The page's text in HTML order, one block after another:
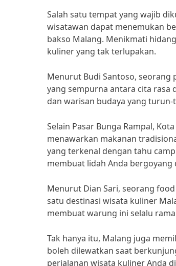
Salah satu tempat yang wajib
wisatawan dapat menemukan
bakso Malang. Menikmati
kuliner yang tak terlupakan.
Menurut Budi Santoso, seorang
yang sempurna antara cita rasa
dan warisan budaya yang turun-
Selain Pasar Bunga Rampal,
menawarkan makanan
yang terkenal dengan tahu
membuat lidah Anda bergoyang
Menurut Dian Sari, seorang
satu destinasi wisata kuliner
membuat warung ini selalu
Tak hanya itu, Malang juga
boleh dilewatkan saat
perjalanan wisata kuliner Anda